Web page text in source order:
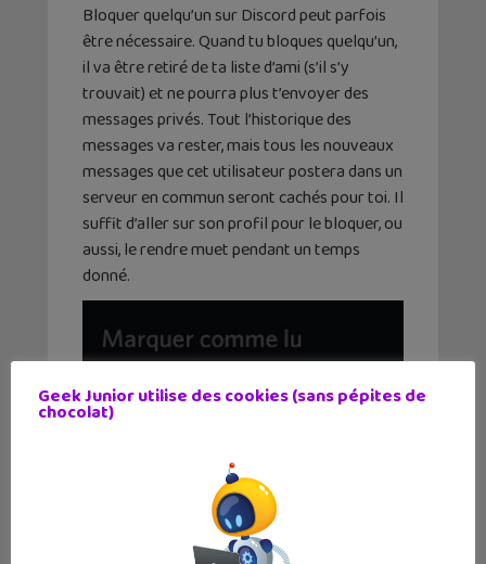
Bloquer quelqu’un sur Discord peut parfois
être nécessaire. Quand tu bloques quelqu’un,
il va être retiré de ta liste d’ami (s’il s’y
trouvait) et ne pourra plus t’envoyer des
messages privés. Tout l’historique des
messages va rester, mais tous les nouveaux
messages que cet utilisateur postera dans un
serveur en commun seront cachés pour toi. Il
suffit d’aller sur son profil pour le bloquer, ou
aussi, le rendre muet pendant un temps
donné.
Geek Junior utilise des cookies (sans pépites de
chocolat)